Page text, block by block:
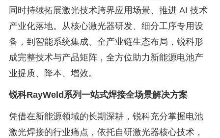
同时持续拓展激光技术跨界应用场景、推进 AI 技术
产业化落地。从核心激光器研发、细分工序专用设
备，到智能系统集成、全产业链生态布局，锐科形
成完整技术与产品矩阵，全方位助力新能源电池产
业提质、降本、增效。
锐科RayWeld系列一站式焊接全场景解决方案
凭借在新能源领域的长期深耕，锐科充分掌握电池
激光焊接的行业痛点，依托自研激光器核心技术，